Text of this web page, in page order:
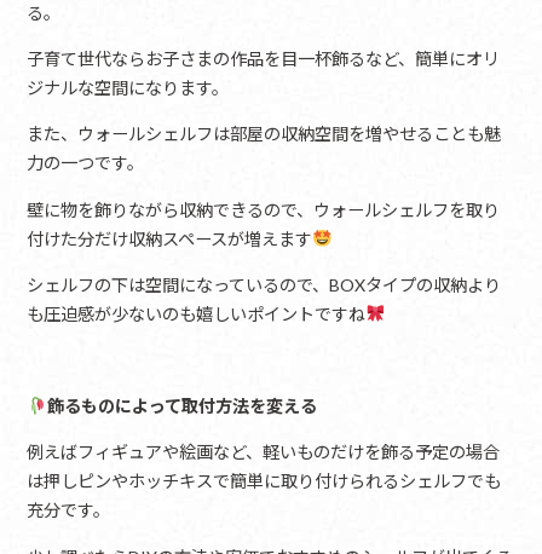
る。
子育て世代ならお子さまの作品を目一杯飾るなど、簡単にオリ
ジナルな空間になります。
また、ウォールシェルフは部屋の収納空間を増やせることも魅
力の一つです。
壁に物を飾りながら収納できるので、ウォールシェルフを取り
付けた分だけ収納スペースが増えます
シェルフの下は空間になっているので、BOXタイプの収納より
も圧迫感が少ないのも嬉しいポイントですね
飾るものによって取付方法を変える
例えばフィギュアや絵画など、軽いものだけを飾る予定の場合
は押しピンやホッチキスで簡単に取り付けられるシェルフでも
充分です。